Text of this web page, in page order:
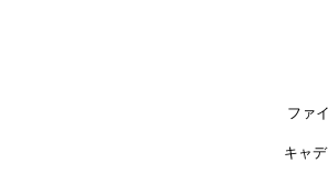
ファ
キャ